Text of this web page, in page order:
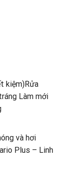
kiệm)Rửa
Làm mới
và hơi
Plus – Linh